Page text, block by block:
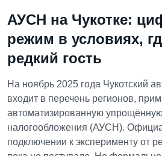
АУСН на Чукотке:
режим в условиях,
редкий гость
На ноябрь 2025 года Чукотский
входит в перечень регионов,
автоматизированную
налогообложения (АУСН).
подключении к эксперименту от